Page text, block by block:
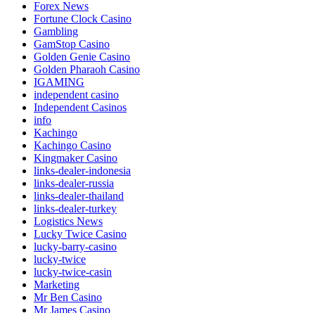
Forex News
Fortune Clock Casino
Gambling
GamStop Casino
Golden Genie Casino
Golden Pharaoh Casino
IGAMING
independent casino
Independent Casinos
info
Kachingo
Kachingo Casino
Kingmaker Casino
links-dealer-indonesia
links-dealer-russia
links-dealer-thailand
links-dealer-turkey
Logistics News
Lucky Twice Casino
lucky-barry-casino
lucky-twice
lucky-twice-casin
Marketing
Mr Ben Casino
Mr James Casino